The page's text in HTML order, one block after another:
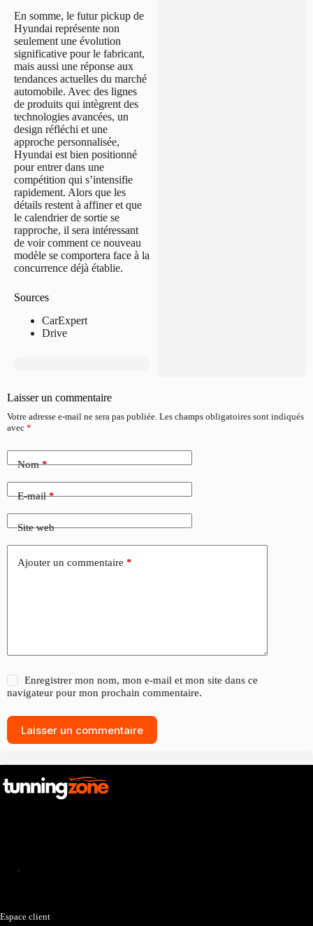
En somme, le futur pickup de
Hyundai représente non
seulement une évolution
significative pour le fabricant,
mais aussi une réponse aux
tendances actuelles du marché
automobile. Avec des lignes
de produits qui intègrent des
technologies avancées, un
design réfléchi et une
approche personnalisée,
Hyundai est bien positionné
pour entrer dans une
compétition qui s’intensifie
rapidement. Alors que les
détails restent à affiner et que
le calendrier de sortie se
rapproche, il sera intéressant
de voir comment ce nouveau
modèle se comportera face à la
concurrence déjà établie.
Sources
CarExpert
Drive
Laisser un commentaire
Votre adresse e-mail ne sera pas publiée. Les champs obligatoires sont indiqués
avec *
Nom*
E-mail*
Site web
Ajouter un commentaire *
Enregistrer mon nom, mon e-mail et mon site dans ce
navigateur pour mon prochain commentaire.
Laisser un commentaire
Espace client